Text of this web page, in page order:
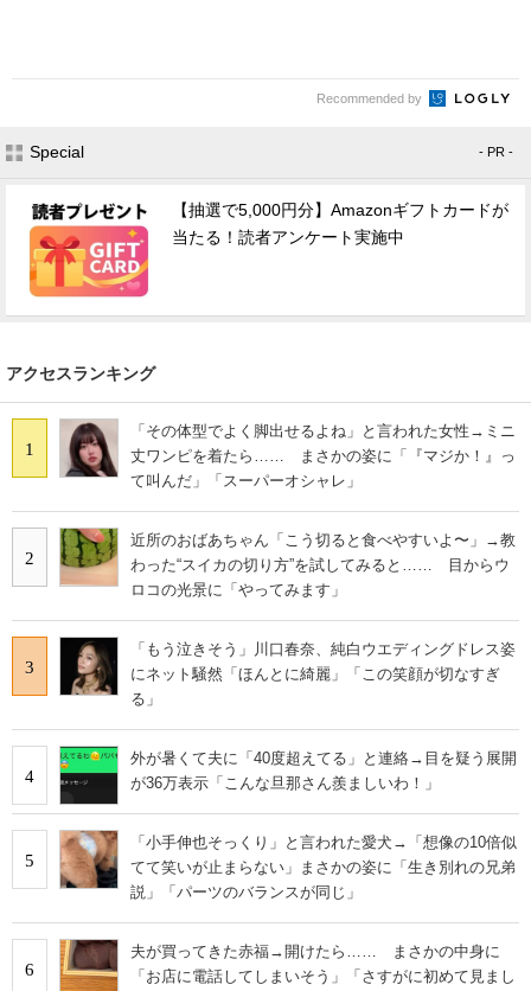
Recommended by
Special - PR -
【抽選で5,000円分】Amazonギフトカードが
当たる！読者アンケート実施中
アクセスランキング
1
「その体型でよく脚出せるよね」と言われた女性→ミニ
丈ワンピを着たら…… まさかの姿に「『マジか！』っ
て叫んだ」「スーパーオシャレ」
2
近所のおばあちゃん「こう切ると食べやすいよ〜」→教
わった“スイカの切り方”を試してみると…… 目からウ
ロコの光景に「やってみます」
3
「もう泣きそう」川口春奈、純白ウエディングドレス姿
にネット騒然「ほんとに綺麗」「この笑顔が切なすぎ
る」
4
外が暑くて夫に「40度超えてる」と連絡→目を疑う展開
が36万表示「こんな旦那さん羨ましいわ！」
5
「小手伸也そっくり」と言われた愛犬→「想像の10倍似
てて笑いが止まらない」まさかの姿に「生き別れの兄弟
説」「パーツのバランスが同じ」
6
夫が買ってきた赤福→開けたら…… まさかの中身に
「お店に電話してしまいそう」「さすがに初めて見まし